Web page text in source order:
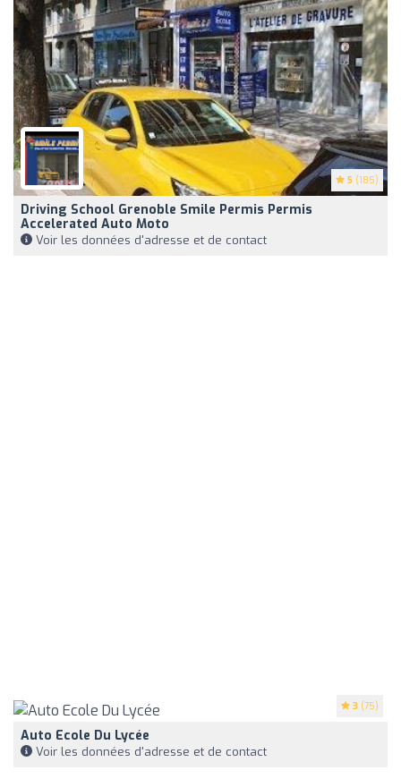
5 (185)
Driving School Grenoble Smile Permis Permis
Accelerated Auto Moto
Voir les données d'adresse et de contact
3 (75)
Auto Ecole Du Lycée
Voir les données d'adresse et de contact